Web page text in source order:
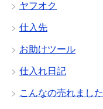
ヤフオク
仕入先
お助けツール
仕入れ日記
こんなの売れました